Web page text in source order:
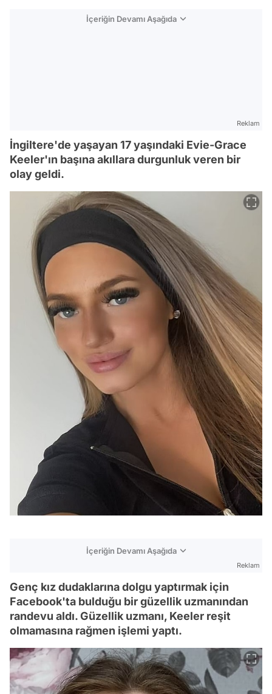
İçeriğin Devamı Aşağıda
Reklam
İngiltere'de yaşayan 17 yaşındaki Evie-Grace
Keeler'ın başına akıllara durgunluk veren bir
olay geldi.
İçeriğin Devamı Aşağıda
Reklam
Genç kız dudaklarına dolgu yaptırmak için
Facebook'ta bulduğu bir güzellik uzmanından
randevu aldı. Güzellik uzmanı, Keeler reşit
olmamasına rağmen işlemi yaptı.